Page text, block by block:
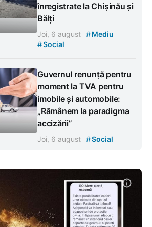
înregistrate la Chișinău și
Bălți
Joi, 6 august #Mediu
#Social
Guvernul renunță pentru
moment la TVA pentru
imobile și automobile:
„Rămânem la paradigma
accizării”
Joi, 6 august #Social